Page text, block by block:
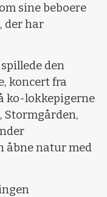
sine beboere
der har
den
koncert fra
ko-lokkepigerne
Stormgården,
åbne natur med